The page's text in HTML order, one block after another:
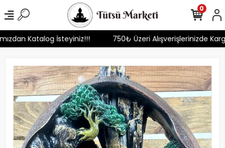
Katalog İsteyiniz!!! 750₺ Üzeri Alışverişlerinizde
0